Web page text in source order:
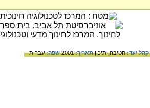
קהל יעד:חטיבה,תיכוןתאריך:2001 שפה:עברית